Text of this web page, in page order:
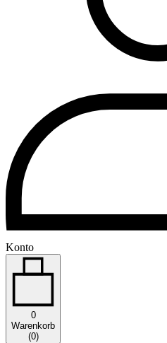
Konto
0
Warenkorb
(0)